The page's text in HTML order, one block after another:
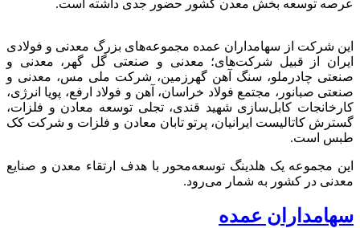
عرصه توسعه بخش معدن کشور حضور جدی داشته است.
این شرکت از سهامداران عمده مجموعه‌های بزرگ معدنی و فولادی
ایران از قبیل شرکت‌های؛ معدنی و صنعتی گل گهر، معدنی و
صنعتی چادرملو، سنگ آهن گهرزمین، شرکت ملی مس، معدنی و
صنعتی صبانور، مجتمع فولاد خراسان، آهن و فولاد ارفع، پویا انرژی،
کارخانجات کابل‌سازی شهید قندی، تجلی توسعه معادن و فلزات،
گسترش کاتالیست ایرانیان، پرتو تابان معادن و فلزات و شرکت کک
طبس است.
این مجموعه یک هلدینگ توسعه‌محور با هدف ارتقاء معدن و صنایع
معدنی در کشور به شمار می‌رود.
سهامداران عمده